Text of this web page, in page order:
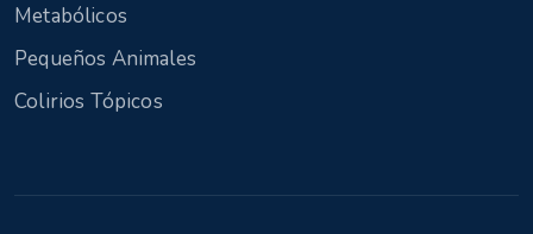
Metabólicos
Pequeños Animales
Colirios Tópicos